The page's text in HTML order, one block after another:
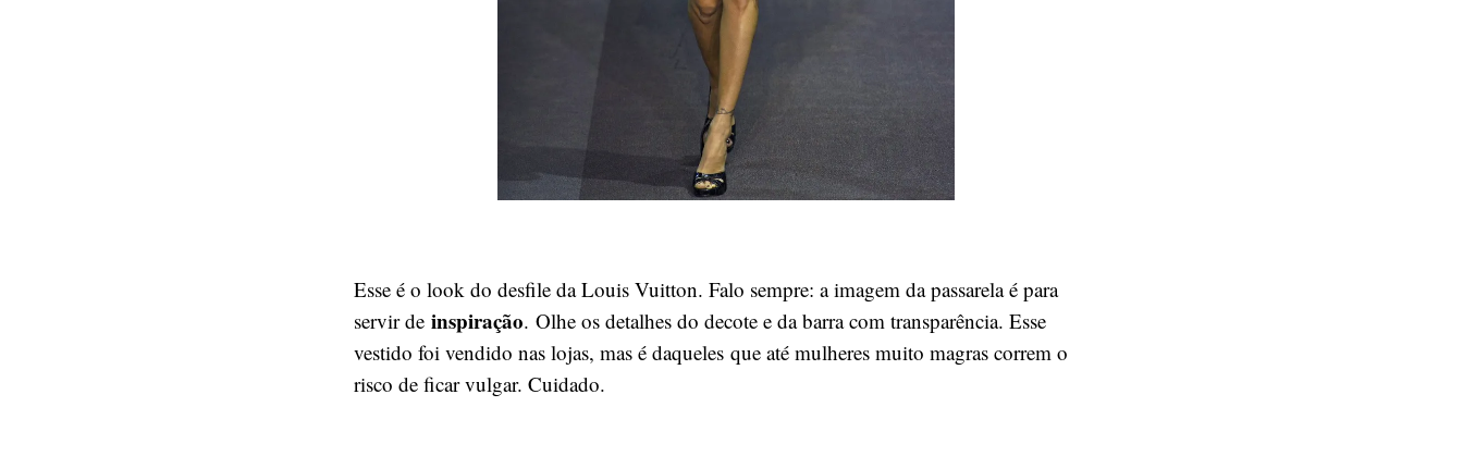
Esse é o look do desfile da Louis Vuitton. Falo sempre: a imagem da passarela é para
servir deinspiração. Olhe os detalhes do decote e da barra com transparência. Esse
vestido foi vendido nas lojas, mas é daqueles que até mulheres muito magras correm o
risco de ficar vulgar. Cuidado.